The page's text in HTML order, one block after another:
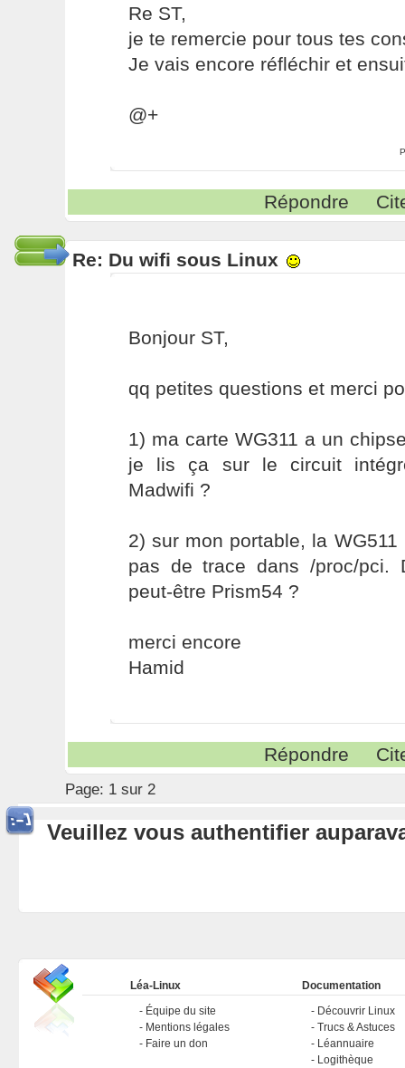
Re ST,
je te remercie pour tous tes
Je vais encore réfléchir et
@+
Répondre
Re: Du wifi sous Linux
Bonjour ST,
qq petites questions et merci
1) ma carte WG311 a un
je lis ça sur le circuit
Madwifi ?
2) sur mon portable, la
pas de trace dans /proc/pci.
peut-être Prism54 ?
merci encore
Hamid
Répondre
Page: 1 sur 2
Veuillez vous authentifier
Léa-Linux
Équipe du site
Mentions légales
Faire un don
Documentation
Découvrir Linux
Trucs & Astuces
Léannuaire
Logithèque